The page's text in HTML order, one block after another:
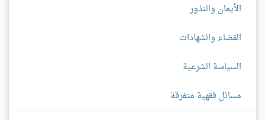
الأيمان والنذور
القضاء والشهادات
السياسة الشرعية
مسائل فقهية متفرقة